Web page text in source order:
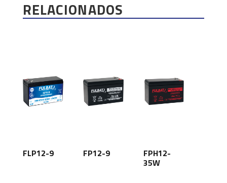
RELACIONADOS
FLP12-9 FP12-9 FPH12-
35W